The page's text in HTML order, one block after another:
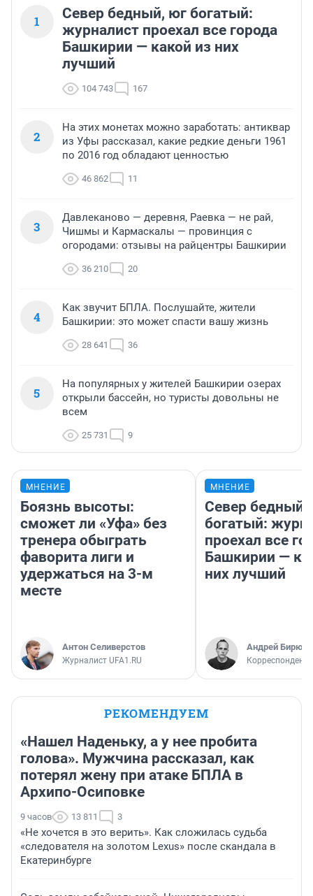
1
Север бедный, юг богатый:
журналист проехал все города
Башкирии — какой из них
лучший
104 743 167
2
На этих монетах можно заработать: антиквар
из Уфы рассказал, какие редкие деньги 1961
по 2016 год обладают ценностью
46 862 11
3
Давлеканово — деревня, Раевка — не рай,
Чишмы и Кармаскалы — провинция с
огородами: отзывы на райцентры Башкирии
36 210 20
4
Как звучит БПЛА. Послушайте, жители
Башкирии: это может спасти вашу жизнь
28 641 36
5
На популярных у жителей Башкирии озерах
открыли бассейн, но туристы довольны не
всем
25 731 9
МНЕНИЕ
Боязнь высоты:
сможет ли «Уфа» без
тренера обыграть
фаворита лиги и
удержаться на 3-м
месте
Антон Селиверстов
Журналист UFA1.RU
МНЕНИЕ
Север бедный,
богатый:
проехал все
Башкирии —
них лучший
Андрей
Корреспондент
РЕКОМЕНДУЕМ
«Нашел Наденьку, а у нее пробита
голова». Мужчина рассказал, как
потерял жену при атаке БПЛА в
Архипо-Осиповке
9 часов 13 811 3
«Не хочется в это верить». Как сложилась судьба
«следователя на золотом Lexus» после скандала в
Екатеринбурге